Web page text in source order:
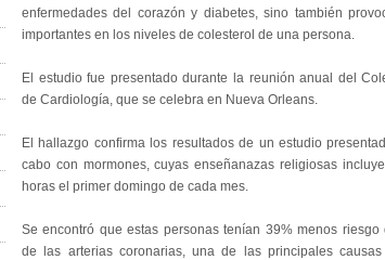
enfermedades del corazón y diabetes, sino también
importantes en los niveles de colesterol de una persona.
El estudio fue presentado durante la reunión anual del
de Cardiología, que se celebra en Nueva Orleans.
El hallazgo confirma los resultados de un estudio
cabo con mormones, cuyas enseñanazas religiosas
horas el primer domingo de cada mes.
Se encontró que estas personas tenían 39% menos riesgo
de las arterias coronarias, una de las principales